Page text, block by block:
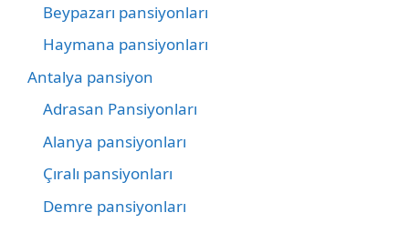
Beypazarı pansiyonları
Haymana pansiyonları
Antalya pansiyon
Adrasan Pansiyonları
Alanya pansiyonları
Çıralı pansiyonları
Demre pansiyonları